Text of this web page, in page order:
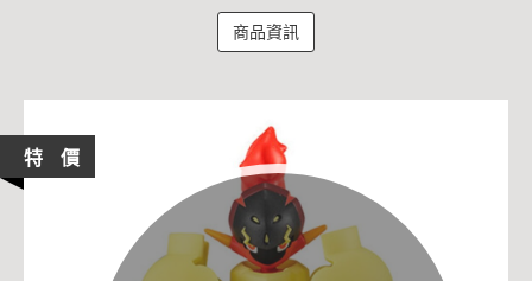
商品資訊
特 價